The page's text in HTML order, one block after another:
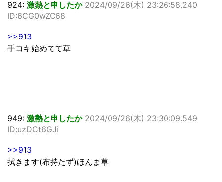
924: 激熱と申したか 2024/09/26(木) 23:26:58.240
ID:6CG0wZC68
>>913
手コキ始めてて草
949: 激熱と申したか 2024/09/26(木) 23:30:09.549
ID:uzDCt6GJi
>>913
拭きます(布持たず)ほんま草